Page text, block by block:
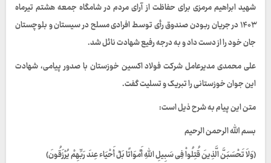
شهید ابراهیم مرمزی برای حفاظت از آرای مردم در شامگاه جمعه هشتم تیرماه
۱۴۰۳ در جریان ربودن صندوق رأی توسط افرادی مسلح در سیستان و بلوچستان
جان خود را از دست داد و به درجه رفیع شهادت نائل شد.
علی محمدی مدیرعامل شرکت فولاد اکسین خوزستان با صدور پیامی، شهادت
این جوان خوزستانی را تبریک و تسلیت گفت.
متن این پیام به شرح ذیل است:
بسم الله الرحمن الرحيم
(وَلاَ تَحْسَبَنَّ الَّذِينَ قُتِلُواْ فِی سَبِيلِ اللّهِ أَمْوَاتًا بَلْ أَحْیَاء عِندَ رَبِّهِمْ یُرْزَقُونَ)